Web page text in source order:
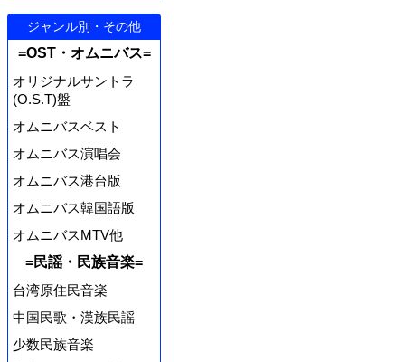
ジャンル別・その他
=OST・オムニバス=
オリジナルサントラ
(O.S.T)盤
オムニバスベスト
オムニバス演唱会
オムニバス港台版
オムニバス韓国語版
オムニバスMTV他
=民謡・民族音楽=
台湾原住民音楽
中国民歌・漢族民謡
少数民族音楽